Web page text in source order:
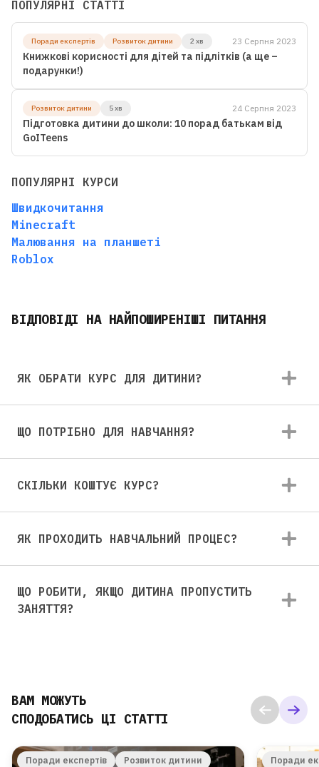
ПОПУЛЯРНІ СТАТТІ
Поради експертів Розвиток дитини 2 хв 23 Серпня 2023
Книжкові корисності для дітей та підлітків (а ще –
подарунки!)
Розвиток дитини 5 хв 24 Серпня 2023
Підготовка дитини до школи: 10 порад батькам від
GoITeens
ПОПУЛЯРНІ КУРСИ
Швидкочитання
Minecraft
Малювання на планшеті
Roblox
ВІДПОВІДІ НА НАЙПОШИРЕНІШІ ПИТАННЯ
ЯК ОБРАТИ КУРС ДЛЯ ДИТИНИ?
ЩО ПОТРІБНО ДЛЯ НАВЧАННЯ?
СКІЛЬКИ КОШТУЄ КУРС?
ЯК ПРОХОДИТЬ НАВЧАЛЬНИЙ ПРОЦЕС?
ЩО РОБИТИ, ЯКЩО ДИТИНА ПРОПУСТИТЬ
ЗАНЯТТЯ?
ВАМ МОЖУТЬ
СПОДОБАТИСЬ ЦІ СТАТТІ
Поради експертів Розвиток дитини Поради